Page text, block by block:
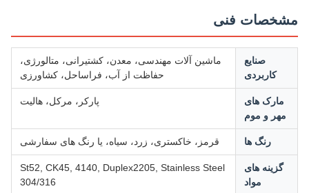
فنی
کاربردی
ماشین آلات مهندسی، معدن، کشتیرانی، متالورژی،
حفاظت از آب، فراساحل، کشاورزی
مارک های
مهر و موم
پارکر، مرکل، هالیت
رنگ ها قرمز، خاکستری، زرد، سیاه، یا رنگ های سفارشی
گزینه های
St52, CK45, 4140, Duplex2205, Stainless Steel
304/316